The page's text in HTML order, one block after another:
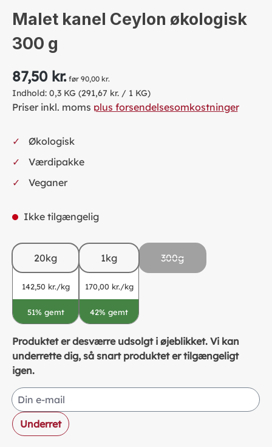
Malet kanel Ceylon økologisk
300 g
87,50 kr. før 90,00 kr.
Indhold: 0,3 KG (291,67 kr. / 1 KG)
Priser inkl. moms plus forsendelsesomkostninger
Økologisk
Værdipakke
Veganer
Ikke tilgængelig
20kg
142,50 kr./kg
51% gemt
1kg
170,00 kr./kg
42% gemt
300g
Produktet er desværre udsolgt i øjeblikket. Vi kan
underrette dig, så snart produktet er tilgængeligt
igen.
Din e-mail
Underret